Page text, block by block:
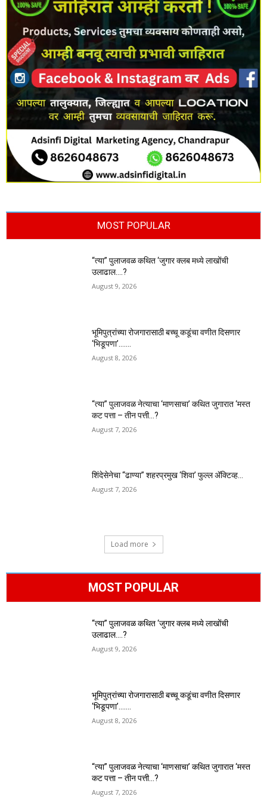
MOST POPULAR
“त्या” पुलाजवळ कथित ‘जुगार क्लब मध्ये लाखोंची
उलाढाल….?
August 9, 2026
भूमिपुत्रांच्या रोजगारासाठी बच्चू कडूंचा वणीत दिसणार
‘भिडूपणा’…….
August 8, 2026
“त्या” पुलाजवळ नेत्याचा ‘माणसाचा’ कथित जुगारात ‘मस्त
कट पत्ता – तीन पत्ती…?
August 7, 2026
शिंदेसेनेचा “ढाण्या” शहरप्रमुख ‘शिवा’ फुल्ल ॲक्टिव्ह…
August 7, 2026
Load more
MOST POPULAR
“त्या” पुलाजवळ कथित ‘जुगार क्लब मध्ये लाखोंची
उलाढाल….?
August 9, 2026
भूमिपुत्रांच्या रोजगारासाठी बच्चू कडूंचा वणीत दिसणार
‘भिडूपणा’…….
August 8, 2026
“त्या” पुलाजवळ नेत्याचा ‘माणसाचा’ कथित जुगारात ‘मस्त
कट पत्ता – तीन पत्ती…?
August 7, 2026